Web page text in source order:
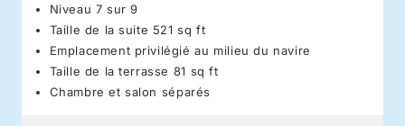
Niveau 7 sur 9
Taille de la suite 521 sq ft
Emplacement privilégié au milieu du navire
Taille de la terrasse 81 sq ft
Chambre et salon séparés